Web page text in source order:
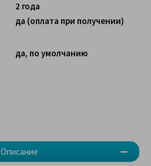
Описание
2 года
да (оплата при получении)
да, по умолчанию